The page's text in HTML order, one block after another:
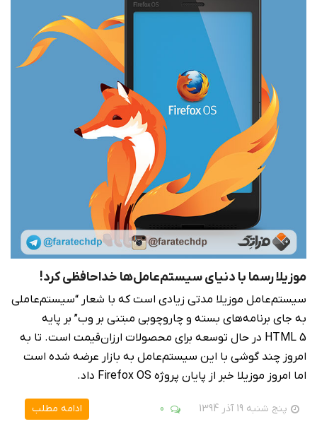
موزیلا رسما با دنیای سیستم‌عامل‌ها خداحافظی کرد!
سیستم‌عامل موزیلا مدتی زیادی است که با شعار “سیستم‌عاملی
به جای برنامه‌های بسته و چاروچوبی مبتنی بر وب” بر پایه
HTML 5 در حال توسعه برای محصولات ارزان‌قیمت است. تا به
امروز چند گوشی با این سیستم‌عامل به بازار عرضه شده است
اما امروز موزیلا خبر از پایان پروژه‌ Firefox OS داد.
پنج شنبه 19 آذر 1394 0 ادامه مطلب